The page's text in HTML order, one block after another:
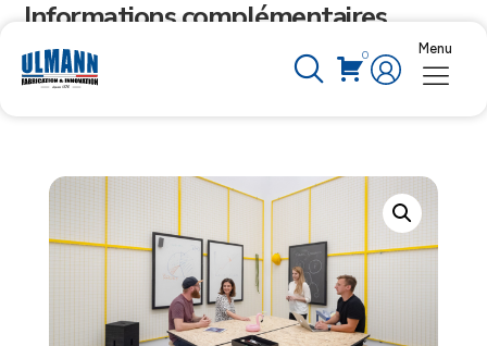
0 Menu
Informations complémentaires